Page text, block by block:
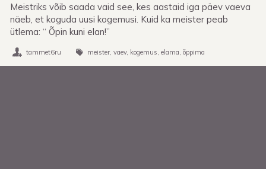
Meistriks võib saada vaid see, kes aastaid iga päev vaeva
näeb, et koguda uusi kogemusi. Kuid ka meister peab
ütlema: “ Õpin kuni elan!”
tammet6ru meister vaev kogemus elama õppima